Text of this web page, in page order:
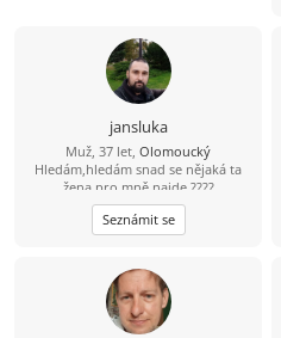
jansluka
Muž, 37 let, Olomoucký
Hledám,hledám snad se nějaká ta
žena pro mně najde ????
Seznámit se